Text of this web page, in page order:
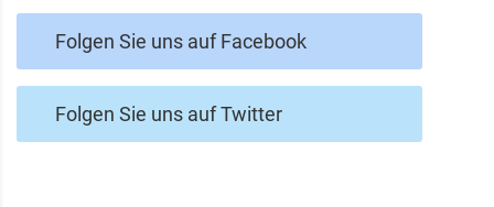
Folgen Sie uns auf Facebook
Folgen Sie uns auf Twitter